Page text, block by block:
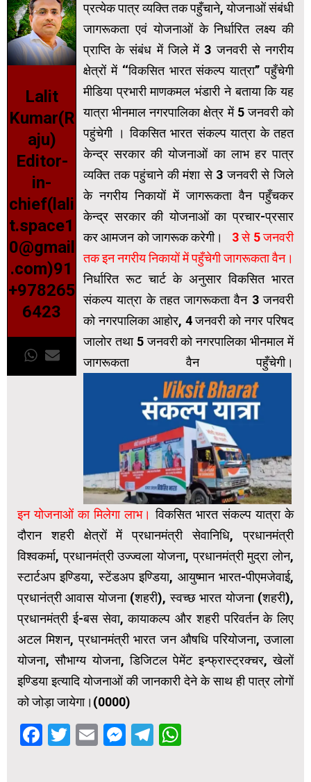
Lalit
Kumar(R
aju)
Editor-
in-
chief(lali
t.space1
0@gmail
.com)91
+978265
6423
प्रत्येक पात्र व्यक्ति तक पहुँचाने, योजनाओं संबंधी
जागरूकता एवं योजनाओं के निर्धारित लक्ष्य की
प्राप्ति के संबंध में जिले में 3 जनवरी से नगरीय
क्षेत्रों में ‘‘विकसित भारत संकल्प यात्रा’’ पहुँचेगी
मीडिया प्रभारी माणकमल भंडारी ने बताया कि यह
यात्रा भीनमाल नगरपालिका क्षेत्र में 5 जनवरी को
पहुंचेगी । विकसित भारत संकल्प यात्रा के तहत
केन्द्र सरकार की योजनाओं का लाभ हर पात्र
व्यक्ति तक पहुंचाने की मंशा से 3 जनवरी से जिले
के नगरीय निकायों में जागरूकता वैन पहुँचकर
केन्द्र सरकार की योजनाओं का प्रचार-प्रसार
कर आमजन को जागरूक करेगी। 3 से 5 जनवरी
तक इन नगरीय निकायों में पहुँचेगी जागरूकता वैन।
निर्धारित रूट चार्ट के अनुसार विकसित भारत
संकल्प यात्रा के तहत जागरूकता वैन 3 जनवरी
को नगरपालिका आहोर, 4 जनवरी को नगर परिषद
जालोर तथा 5 जनवरी को नगरपालिका भीनमाल में
जागरूकता वैन पहुँचेगी।
इन योजनाओं का मिलेगा लाभ। विकसित भारत संकल्प यात्रा के
दौरान शहरी क्षेत्रों में प्रधानमंत्री सेवानिधि, प्रधानमंत्री
विश्वकर्मा, प्रधानमंत्री उज्ज्वला योजना, प्रधानमंत्री मुद्रा लोन,
स्टार्टअप इण्डिया, स्टेंडअप इण्डिया, आयुष्मान भारत-पीएमजेवाई,
प्रधानंत्री आवास योजना (शहरी), स्वच्छ भारत योजना (शहरी),
प्रधानमंत्री ई-बस सेवा, कायाकल्प और शहरी परिवर्तन के लिए
अटल मिशन, प्रधानमंत्री भारत जन औषधि परियोजना, उजाला
योजना, सौभाग्य योजना, डिजिटल पेमेंट इन्फ्रास्ट्रक्चर, खेलों
इण्डिया इत्यादि योजनाओं की जानकारी देने के साथ ही पात्र लोगों
को जोड़ा जायेगा।(0000)
Facebook
Twitter
EmailMessenger
Telegram